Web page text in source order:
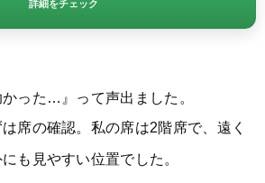
詳細をチェック
った…』って声出ました。
席の確認。私の席は2階席で、遠く
も見やすい位置でした。